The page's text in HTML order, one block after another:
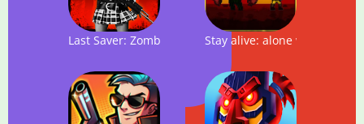
Last Saver: Zombie Hunter MasterStay alive: alone with the